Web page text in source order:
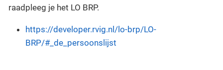
raadpleeg je het LO BRP.
https://developer.rvig.nl/lo-brp/LO-
BRP/#_de_persoonslijst